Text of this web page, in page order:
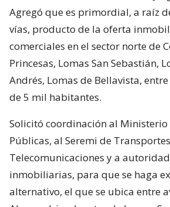
Agregó que es primordial, a raíz
vías, producto de la oferta
comerciales en el sector norte de
Princesas, Lomas San Sebastián,
Andrés, Lomas de Bellavista,
de 5 mil habitantes.
Solicitó coordinación al Ministerio
Públicas, al Seremi de
Telecomunicaciones y a
inmobiliarias, para que se haga
alternativo, el que se ubica entre